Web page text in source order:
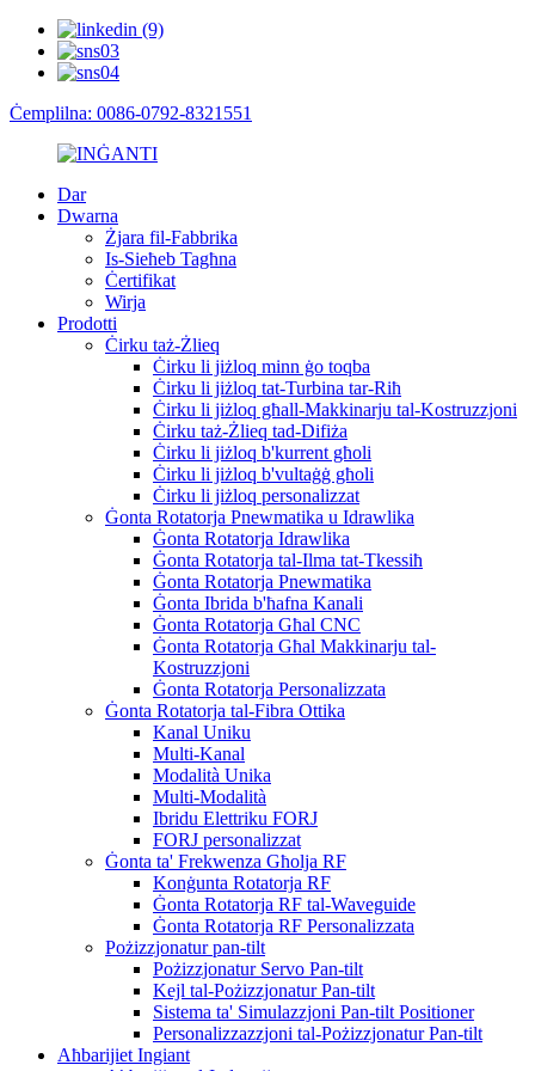
Ċemplilna: 0086-0792-8321551
Dar
Dwarna
Żjara fil-Fabbrika
Is-Sieħeb Tagħna
Ċertifikat
Wirja
Prodotti
Ċirku taż-Żlieq
Ċirku li jiżloq minn ġo toqba
Ċirku li jiżloq tat-Turbina tar-Riħ
Ċirku li jiżloq għall-Makkinarju tal-Kostruzzjoni
Ċirku taż-Żlieq tad-Difiża
Ċirku li jiżloq b'kurrent għoli
Ċirku li jiżloq b'vultaġġ għoli
Ċirku li jiżloq personalizzat
Ġonta Rotatorja Pnewmatika u Idrawlika
Ġonta Rotatorja Idrawlika
Ġonta Rotatorja tal-Ilma tat-Tkessiħ
Ġonta Rotatorja Pnewmatika
Ġonta Ibrida b'ħafna Kanali
Ġonta Rotatorja Għal CNC
Ġonta Rotatorja Għal Makkinarju tal-
Kostruzzjoni
Ġonta Rotatorja Personalizzata
Ġonta Rotatorja tal-Fibra Ottika
Kanal Uniku
Multi-Kanal
Modalità Unika
Multi-Modalità
Ibridu Elettriku FORJ
FORJ personalizzat
Ġonta ta' Frekwenza Għolja RF
Konġunta Rotatorja RF
Ġonta Rotatorja RF tal-Waveguide
Ġonta Rotatorja RF Personalizzata
Pożizzjonatur pan-tilt
Pożizzjonatur Servo Pan-tilt
Kejl tal-Pożizzjonatur Pan-tilt
Sistema ta' Simulazzjoni Pan-tilt Positioner
Personalizzazzjoni tal-Pożizzjonatur Pan-tilt
Aħbarijiet Ingiant